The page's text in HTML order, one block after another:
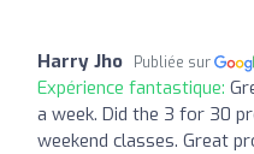
Harry Jho Publiée sur
Expérience fantastique:
a week. Did the 3 for 30
weekend classes. Great